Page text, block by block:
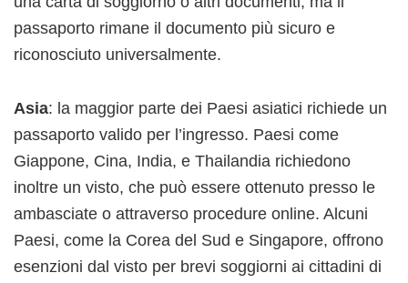
passaporto rimane il documento più sicuro e
riconosciuto universalmente.
Asia: la maggior parte dei Paesi asiatici richiede un
passaporto valido per l’ingresso. Paesi come
Giappone, Cina, India, e Thailandia richiedono
inoltre un visto, che può essere ottenuto presso le
ambasciate o attraverso procedure online. Alcuni
Paesi, come la Corea del Sud e Singapore, offrono
esenzioni dal visto per brevi soggiorni ai cittadini di